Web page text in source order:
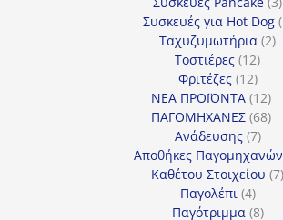
Συσκευές για Hot Dog
Ταχυζυμωτήρια 22
Τοστιέρες 1212
Φριτέζες 1212
ΝΕΑ ΠΡΟΪΟΝΤΑ 1212
ΠΑΓΟΜΗΧΑΝΕΣ 6868
Ανάδευσης 77
Αποθήκες Παγομηχανών
Καθέτου Στοιχείου 77
Παγολέπι 44
Παγότριμμα 88